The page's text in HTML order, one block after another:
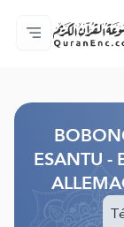
Index
Audio
Misala
À
ESANTU